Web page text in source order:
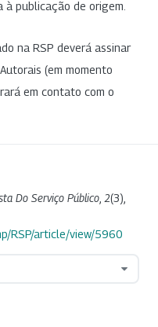
publicação de origem.
na RSP deverá assinar
(em momento
em contato com o
Do Serviço Público 2(3),
RSP/article/view/5960